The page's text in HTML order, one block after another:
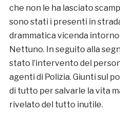
che non le ha lasciato
sono stati i presenti in
drammatica vicenda intorno
Nettuno. In seguito alla
stato l’intervento del
agenti di Polizia. Giunti sul
di tutto per salvarle la vita
rivelato del tutto inutile.